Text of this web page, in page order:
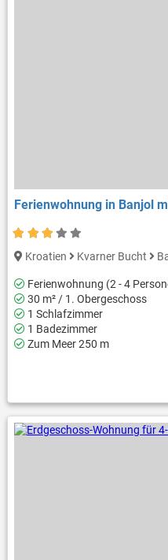
Ferienwohnung in Banjol
Kroatien Kvarner Bucht
Ferienwohnung (2 - 4
30 m² / 1. Obergeschoss
1 Schlafzimmer
1 Badezimmer
Zum Meer 250 m